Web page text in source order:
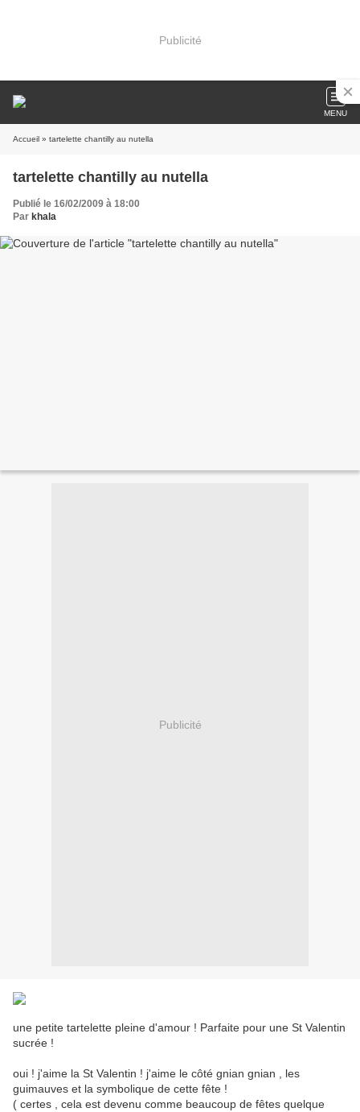
Publicité
MENU
Accueil » tartelette chantilly au nutella
tartelette chantilly au nutella
Publié le 16/02/2009 à 18:00
Par khala
Publicité
une petite tartelette pleine d'amour ! Parfaite pour une St Valentin
sucrée !
oui ! j'aime la St Valentin ! j'aime le côté gnian gnian , les
guimauves et la symbolique de cette fête !
( certes , cela est devenu comme beaucoup de fêtes quelque